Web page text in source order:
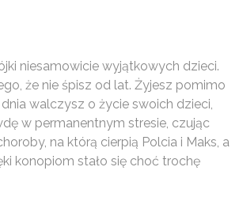
niesamowicie wyjątkowych dzieci.
że nie śpisz od lat. Żyjesz pomimo
walczysz o życie swoich dzieci,
w permanentnym stresie, czując
na którą cierpią Polcia i Maks, a
konopiom stało się choć trochę